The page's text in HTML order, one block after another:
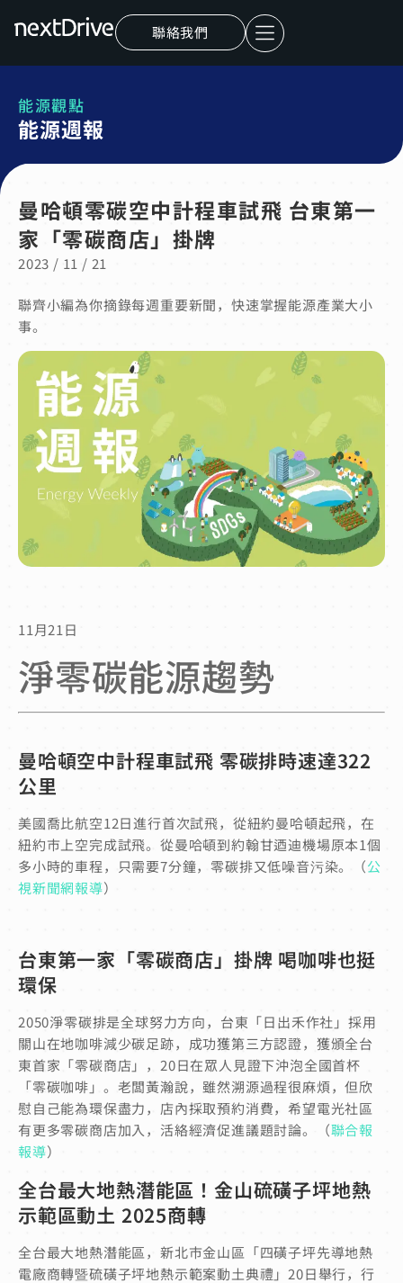
聯絡我們
能源觀點
能源週報
曼哈頓零碳空中計程車試飛 台東第一
家「零碳商店」掛牌
2023 / 11 / 21
聯齊小編為你摘錄每週重要新聞，快速掌握能源產業大小
事。
11月21日
淨零碳能源趨勢
曼哈頓空中計程車試飛 零碳排時速達322
公里
美國喬比航空12日進行首次試飛，從紐約曼哈頓起飛，在
紐約市上空完成試飛。從曼哈頓到約翰甘迺迪機場原本1個
多小時的車程，只需要7分鐘，零碳排又低噪音污染。（公
視新聞網報導）
台東第一家「零碳商店」掛牌 喝咖啡也挺
環保
2050淨零碳排是全球努力方向，台東「日出禾作社」採用
關山在地咖啡減少碳足跡，成功獲第三方認證，獲頒全台
東首家「零碳商店」，20日在眾人見證下沖泡全國首杯
「零碳咖啡」。老闆黃瀚說，雖然溯源過程很麻煩，但欣
慰自己能為環保盡力，店內採取預約消費，希望電光社區
有更多零碳商店加入，活絡經濟促進議題討論。（聯合報
報導）
全台最大地熱潛能區！金山硫磺子坪地熱
示範區動土 2025商轉
全台最大地熱潛能區，新北市金山區「四磺子坪先導地熱
電廠商轉暨硫磺子坪地熱示範案動土典禮」20日舉行，行